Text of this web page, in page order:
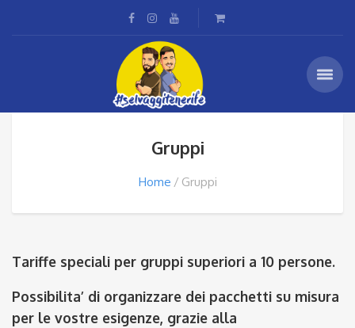
Gruppi
Home Gruppi
Tariffe speciali per gruppi superiori a 10 persone.
Possibilita’ di organizzare dei pacchetti su misura
per le vostre esigenze, grazie alla